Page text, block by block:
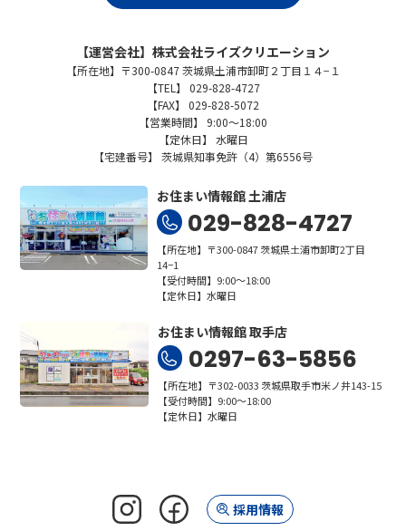
【運営会社】株式会社ライズクリエーション
【所在地】〒300-0847 茨城県土浦市卸町２丁目１４−１
【TEL】 029-828-4727
【FAX】 029-828-5072
【営業時間】 9:00～18:00
【定休日】 水曜日
【宅建番号】 茨城県知事免許（4）第6556号
お住まい情報館 土浦店
029-828-4727
【所在地】〒300-0847 茨城県土浦市卸町2丁目
14−1
【受付時間】9:00～18:00
【定休日】水曜日
お住まい情報館 取手店
0297-63-5856
【所在地】〒302-0033 茨城県取手市米ノ井143-15
【受付時間】9:00～18:00
【定休日】水曜日
採用情報